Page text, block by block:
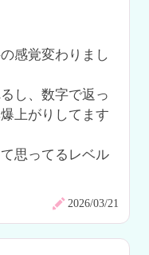
感覚変わりまし
し、数字で返っ
上がりしてます
思ってるレベル
2026/03/21